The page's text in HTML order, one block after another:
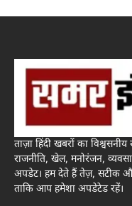
ताज़ा हिंदी खबरों का विश्वसनीय
राजनीति, खेल, मनोरंजन,
अपडेट। हम देते हैं तेज़, सटीक
ताकि आप हमेशा अपडेटेड रहें।